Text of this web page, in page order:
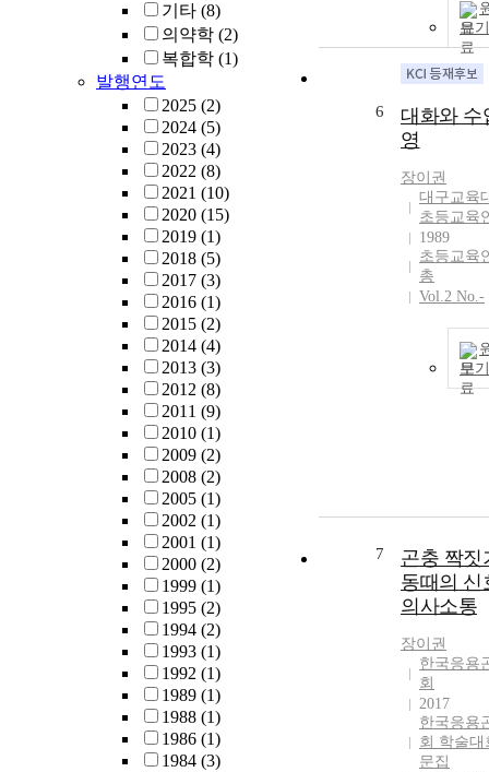
기타 (8)
의약학 (2)
복합학 (1)
발행연도
2025 (2)
2024 (5)
2023 (4)
2022 (8)
2021 (10)
2020 (15)
2019 (1)
2018 (5)
2017 (3)
2016 (1)
2015 (2)
2014 (4)
2013 (3)
2012 (8)
2011 (9)
2010 (1)
2009 (2)
2008 (2)
2005 (1)
2002 (1)
2001 (1)
2000 (2)
1999 (1)
1995 (2)
1994 (2)
1993 (1)
1992 (1)
1989 (1)
1988 (1)
1986 (1)
1984 (3)
shorter
and this
was consistent
throughout all
stages,
sex. It is
investigate the
behavioral
under which
delicatula
UV and blue
보기
6
대화와 수
영
장이권
대구교육
초등교육
1989
초등교육
총
Vol.2 No.-
보기
7
곤충 짝짓
동때의 신
의사소통
장이권
한국응용
회
2017
한국응용
회 학술대
문집